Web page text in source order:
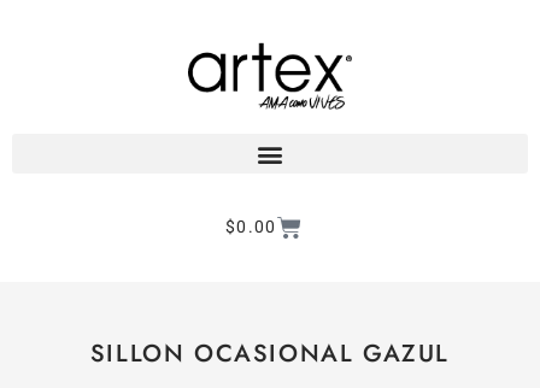
$0.00
SILLON OCASIONAL GAZUL